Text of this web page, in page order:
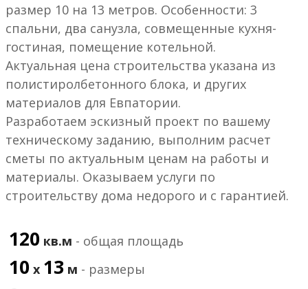
размер 10 на 13 метров. Особенности: 3
спальни, два санузла, совмещенные кухня-
гостиная, помещение котельной.
Актуальная цена строительства указана из
полистиролбетонного блока, и других
материалов для Евпатории.
Разработаем эскизный проект по вашему
техническому заданию, выполним расчет
сметы по актуальным ценам на работы и
материалы. Оказываем услуги по
строительству дома недорого и с гарантией.
120 кв.м - общая площадь
10 х 13 м - размеры